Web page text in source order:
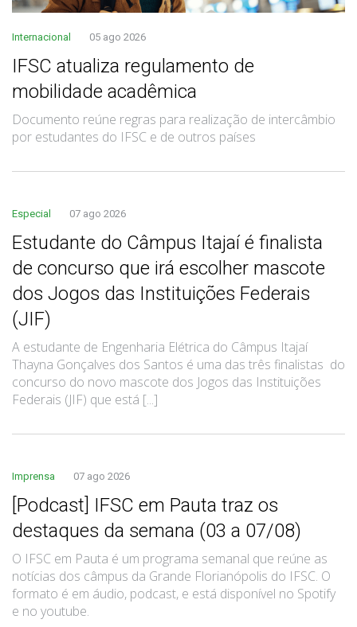
Internacional 05 ago 2026
IFSC atualiza regulamento de
mobilidade acadêmica
Documento reúne regras para realização de intercâmbio
por estudantes do IFSC e de outros países
Especial 07 ago 2026
Estudante do Câmpus Itajaí é finalista
de concurso que irá escolher mascote
dos Jogos das Instituições Federais
(JIF)
A estudante de Engenharia Elétrica do Câmpus Itajaí
Thayna Gonçalves dos Santos é uma das três finalistas do
concurso do novo mascote dos Jogos das Instituições
Federais (JIF) que está [...]
Imprensa 07 ago 2026
[Podcast] IFSC em Pauta traz os
destaques da semana (03 a 07/08)
O IFSC em Pauta é um programa semanal que reúne as
notícias dos câmpus da Grande Florianópolis do IFSC. O
formato é em áudio, podcast, e está disponível no Spotify
e no youtube.